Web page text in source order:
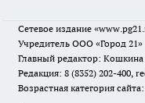
Сетевое издание
Учредитель ООО «Город 21»
Главный редактор:
Редакция: 8 (8352) 202-400,
Возрастная категория